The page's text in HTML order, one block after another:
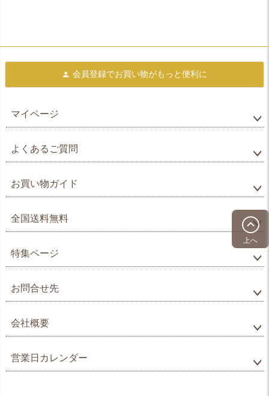
上へ
会員登録でお買い物がもっと便利に
マイページ
よくあるご質問
お買い物ガイド
全国送料無料
特集ページ
お問合せ先
会社概要
営業日カレンダー